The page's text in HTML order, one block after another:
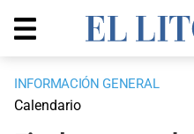
INFORMACIÓN GENERAL
Calendario